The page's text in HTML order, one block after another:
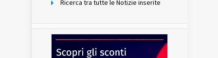
Ricerca tra tutte le Notizie inserite